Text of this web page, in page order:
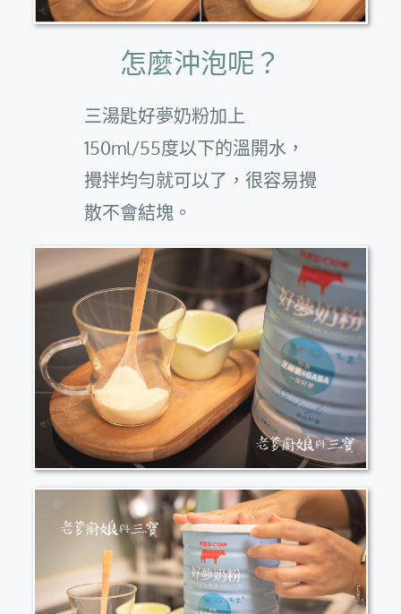
怎麼沖泡呢？
三湯匙好夢奶粉加上
150ml/55度以下的溫開水，
攪拌均勻就可以了，很容易攪
散不會結塊。